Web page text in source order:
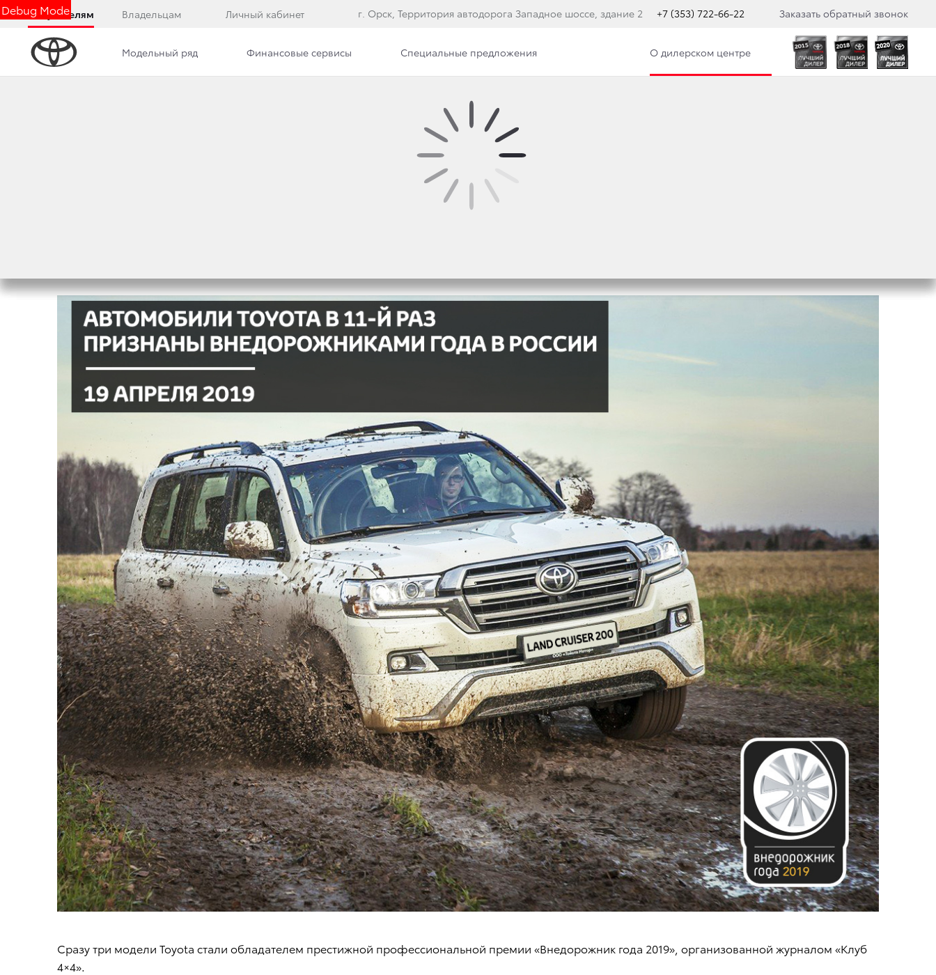
Debug Mode
Покупателям Владельцам Личный кабинет г. Орск, Территория автодорога Западное шоссе, здание 2 +7 (353) 722-66-22 Заказать обратный звонок
Модельный ряд Финансовые сервисы Специальные предложения О дилерском центре
АВТОМОБИЛИ TOYOTA В 11-Й РАЗ ПРИЗНАНЫ
ВНЕДОРОЖНИКАМИ ГОДА В РОССИИ
Сразу три модели Toyota стали обладателем престижной профессиональной премии «Внедорожник года 2019», организованной журналом «Клуб
4×4».